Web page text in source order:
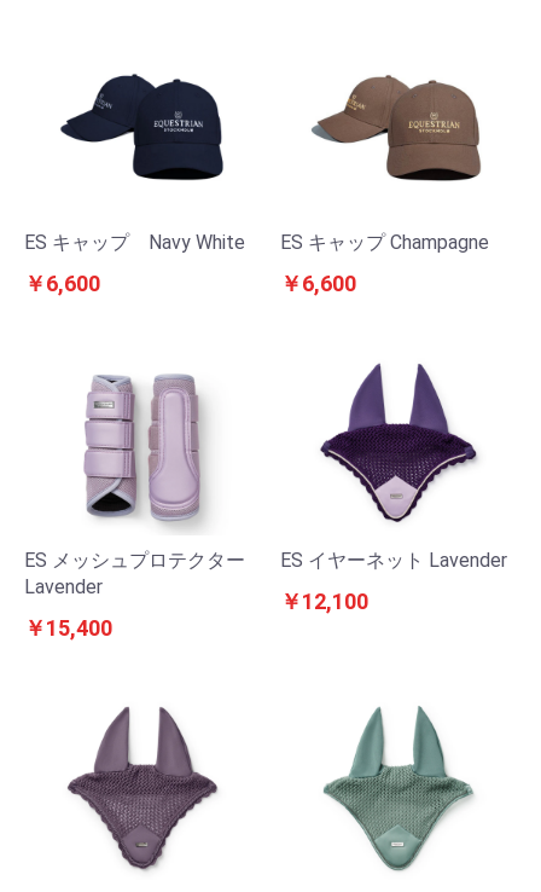
ES キャップ Navy White
￥6,600
ES キャップ Champagne
￥6,600
ES メッシュプロテクター
Lavender
￥15,400
ES イヤーネット Lavender
￥12,100